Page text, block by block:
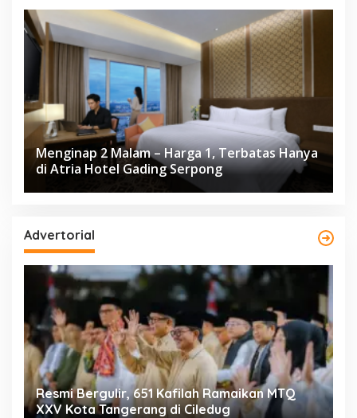
Menginap 2 Malam – Harga 1, Terbatas Hanya
di Atria Hotel Gading Serpong
Advertorial
Resmi Bergulir, 651 Kafilah Ramaikan MTQ
XXV Kota Tangerang di Ciledug